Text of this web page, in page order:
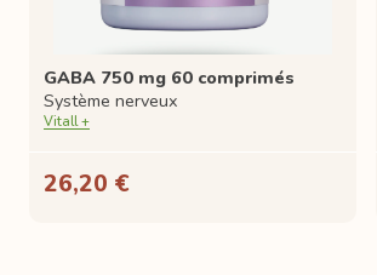
GABA 750 mg 60 comprimés
Système nerveux
Vitall +
26,20 €